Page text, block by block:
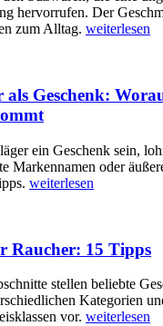
hervorrufen. Der
zum Alltag. weiterlesen
als Geschenk:
ein Geschenk sein,
Markennamen oder
weiterlesen
Raucher: 15 Tipps
stellen beliebte
Kategorien
vor. weiterlesen